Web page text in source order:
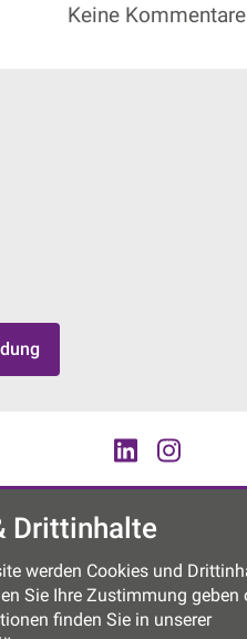
Keine Kommentare
Drittinhalte
werden Cookies und
Sie Ihre Zustimmung geben
finden Sie in unserer